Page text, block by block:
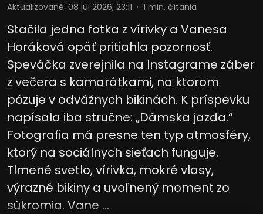
Aktualizované: 08 júl 2026, 23:11 1 min. čítania
Stačila jedna fotka z vírivky a Vanesa
Horáková opäť pritiahla pozornosť.
Speváčka zverejnila na Instagrame záber
z večera s kamarátkami, na ktorom
pózuje v odvážnych bikinách. K príspevku
napísala iba stručne: „Dámska jazda.“
Fotografia má presne ten typ atmosféry,
ktorý na sociálnych sieťach funguje.
Tlmené svetlo, vírivka, mokré vlasy,
výrazné bikiny a uvoľnený moment zo
súkromia. Vane ...